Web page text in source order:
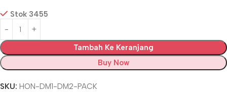
Stok 3455
Tambah Ke Keranjang
Buy Now
SKU: HON-DM1-DM2-PACK